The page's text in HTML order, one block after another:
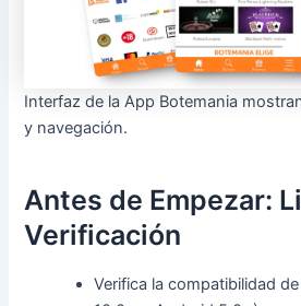
Interfaz de la App Botemania
y navegación.
Antes de Empezar:
Verificación
Verifica la compatibilidad